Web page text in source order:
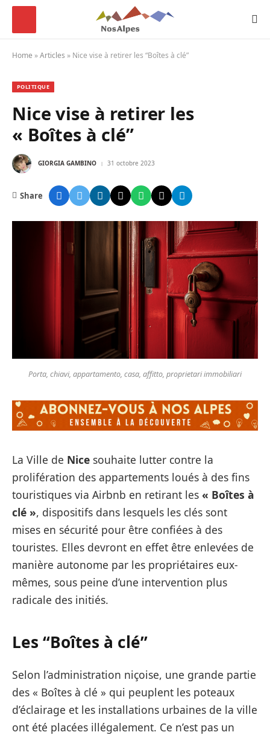
Home »Articles » Nice vise à retirer les “Boîtes à clé”
POLITIQUE
Nice vise à retirer les
« Boîtes à clé”
GIORGIA GAMBINO 31 octobre 2023
Share
Porta, chiavi, appartamento, casa, affitto, proprietari immobiliari
La Ville de Nice souhaite lutter contre la
prolifération des appartements loués à des fins
touristiques via Airbnb en retirant les « Boîtes à
clé », dispositifs dans lesquels les clés sont
mises en sécurité pour être confiées à des
touristes. Elles devront en effet être enlevées de
manière autonome par les propriétaires eux-
mêmes, sous peine d’une intervention plus
radicale des initiés.
Les “Boîtes à clé”
Selon l’administration niçoise, une grande partie
des « Boîtes à clé » qui peuplent les poteaux
d’éclairage et les installations urbaines de la ville
ont été placées illégalement. Ce n’est pas un